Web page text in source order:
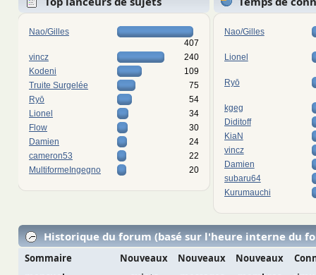
Nao/Gilles
407
vincz
240
Kodeni
109
Truite Surgelée
75
Ryō
54
Lionel
34
Flow
30
Damien
24
cameron53
22
MultiformeIngegno
20
Nao/Gilles
Lionel
Ryō
kgeg
Diditoff
KiaN
vincz
Damien
subaru64
Kurumauchi
Historique du forum (basé sur l'heure interne du
Sommaire
Nouveaux
Nouveaux
Nouveaux